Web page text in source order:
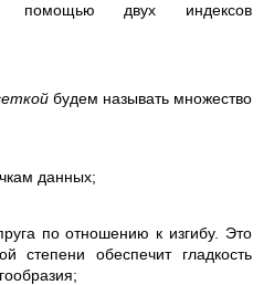
помощью двух индексов
будем называть множество
данных;
по отношению к изгибу. Это
степени обеспечит гладкость